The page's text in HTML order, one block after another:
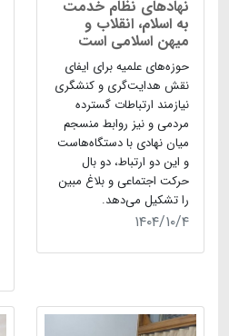
نهادهای نظام خدمت
به اسلام، انقلاب و
میهن اسلامی است
حوزه‌­های علمیه برای ایفای
نقش هدایت‌گری و کنشگری
نیازمند ارتباطات گسترده
مردمی و نیز روابط منسجم
میان نهادی با دستگاه‌هاست
و این دو ارتباط، دو بال
حرکت اجتماعی و بلاغ مبین
را تشکیل می‌دهد.
۱۴۰۴/۱۰/۴